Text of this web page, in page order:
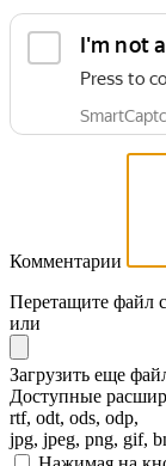
Комментарии
Перетащите файл
или
Загрузить еще
Доступные
rtf, odt, ods, odp,
jpg, jpeg, png, gif,